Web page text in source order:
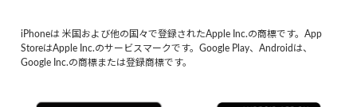
iPhoneは 米国および他の国々で登録されたApple Inc.の商標です。App
StoreはApple Inc.のサービスマークです。Google Play、Androidは、
Google Inc.の商標または登録商標です。